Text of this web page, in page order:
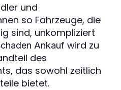
und
so Fahrzeuge, die
sind, unkompliziert
Ankauf wird zu
des
das sowohl zeitlich
bietet.